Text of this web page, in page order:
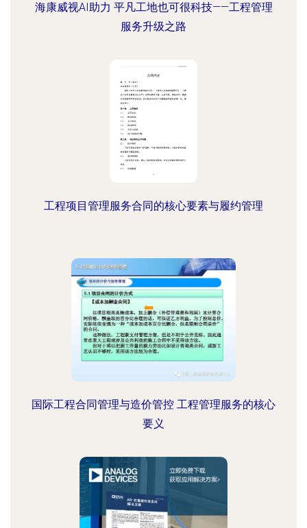
海康威视AI助力 平凡工地也可很科技——工程管理
服务升级之路
工程项目管理服务合同的核心要素与履约管理
国际工程合同管理与造价管控 工程管理服务的核心
要义